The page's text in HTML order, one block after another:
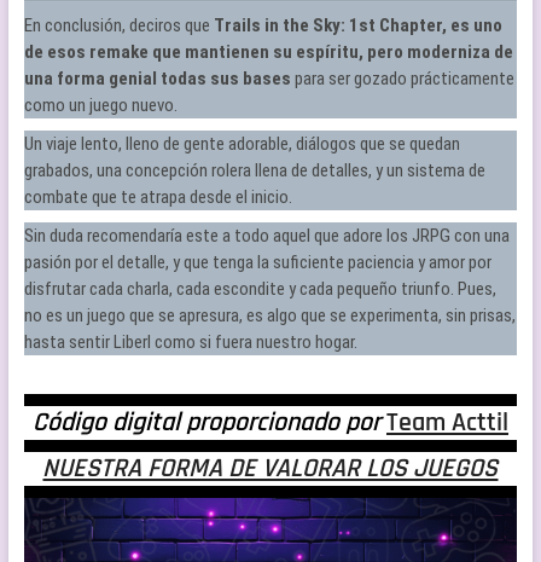
En conclusión, deciros que Trails in the Sky: 1st Chapter, es uno
de esos remake que mantienen su espíritu, pero moderniza de
una forma genial todas sus bases para ser gozado prácticamente
como un juego nuevo.
Un viaje lento, lleno de gente adorable, diálogos que se quedan
grabados, una concepción rolera llena de detalles, y un sistema de
combate que te atrapa desde el inicio.
Sin duda recomendaría este a todo aquel que adore los JRPG con una
pasión por el detalle, y que tenga la suficiente paciencia y amor por
disfrutar cada charla, cada escondite y cada pequeño triunfo. Pues,
no es un juego que se apresura, es algo que se experimenta, sin prisas,
hasta sentir Liberl como si fuera nuestro hogar.
Código digital proporcionado porTeam Acttil
NUESTRA FORMA DE VALORAR LOS JUEGOS